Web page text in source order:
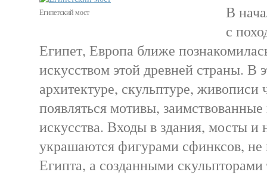
Египетский мост
В
с
Египет, Европа ближе
искусством этой древней страны. В
архитектуре, скульптуре, живописи
появляться мотивы, заимствованные
искусства. Входы в здания, мосты и
украшаются фигурами сфинксов,
Египта, а созданными скульпторами